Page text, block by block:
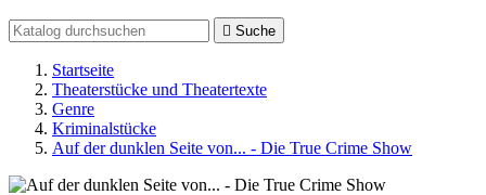
 Suche
Startseite
Theaterstücke und Theatertexte
Genre
Kriminalstücke
Auf der dunklen Seite von... - Die True Crime Show